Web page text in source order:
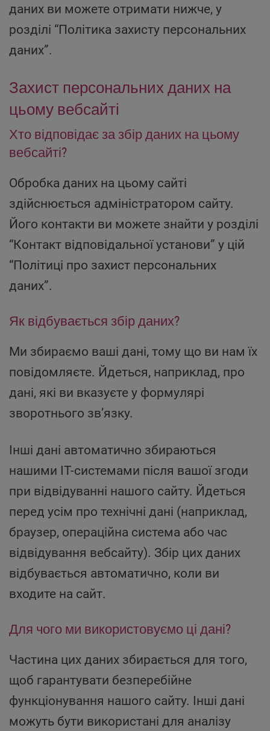
даних ви можете отримати нижче, у
розділі “Політика захисту персональних
даних”.
Захист персональних даних на
цьому вебсайті
Хто відповідає за збір даних на цьому
вебсайті?
Обробка даних на цьому сайті
здійснюється адміністратором сайту.
Його контакти ви можете знайти у розділі
“Контакт відповідальної установи” у цій
“Політиці про захист персональних
даних”.
Як відбувається збір даних?
Ми збираємо ваші дані, тому що ви нам їх
повідомляєте. Йдеться, наприклад, про
дані, які ви вказуєте у формулярі
зворотнього зв’язку.
Інші дані автоматично збираються
нашими IT-системами після вашої згоди
при відвідуванні нашого сайту. Йдеться
перед усім про технічні дані (наприклад,
браузер, операційна система або час
відвідування вебсайту). Збір цих даних
відбувається автоматично, коли ви
входите на сайт.
Для чого ми використовуємо ці дані?
Частина цих даних збирається для того,
щоб гарантувати безперебійне
функціонування нашого сайту. Інші дані
можуть бути використані для аналізу